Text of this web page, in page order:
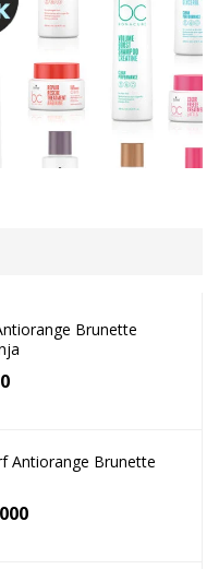
Brunette
Antiorange Brunette